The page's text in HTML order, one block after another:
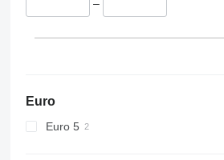
–
Euro
Euro 5